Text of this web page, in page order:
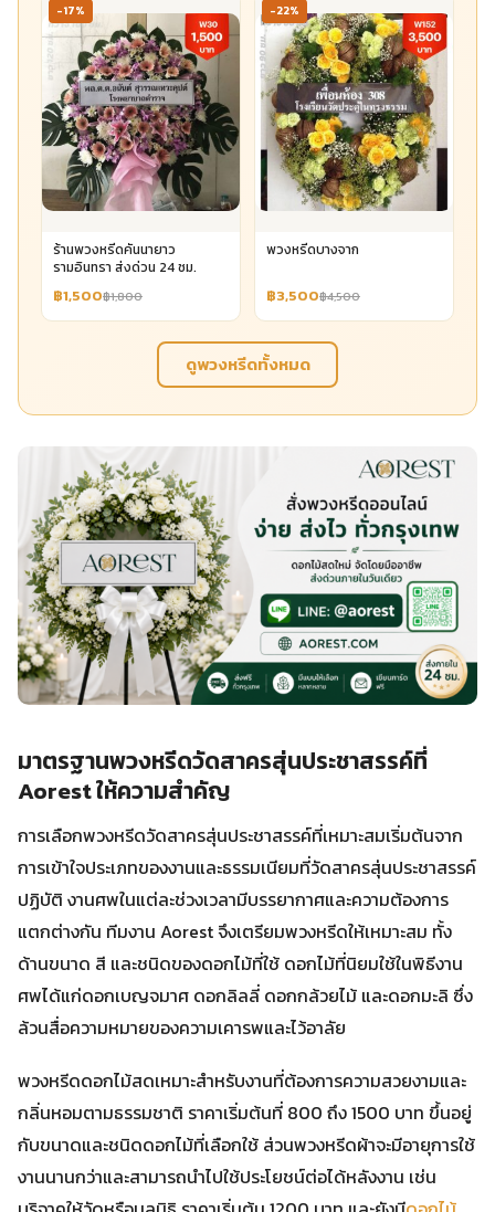
-17%
ร้านพวงหรีดคันนายาว
รามอินทรา ส่งด่วน 24 ชม.
฿1,500฿1,800
-22%
พวงหรีดบางจาก
฿3,500฿4,500
ดูพวงหรีดทั้งหมด
มาตรฐานพวงหรีดวัดสาครสุ่นประชาสรรค์ที่
Aorest ให้ความสำคัญ
การเลือกพวงหรีดวัดสาครสุ่นประชาสรรค์ที่เหมาะสมเริ่มต้นจาก
การเข้าใจประเภทของงานและธรรมเนียมที่วัดสาครสุ่นประชาสรรค์
ปฏิบัติ งานศพในแต่ละช่วงเวลามีบรรยากาศและความต้องการ
แตกต่างกัน ทีมงาน Aorest จึงเตรียมพวงหรีดให้เหมาะสม ทั้ง
ด้านขนาด สี และชนิดของดอกไม้ที่ใช้ ดอกไม้ที่นิยมใช้ในพิธีงาน
ศพได้แก่ดอกเบญจมาศ ดอกลิลลี่ ดอกกล้วยไม้ และดอกมะลิ ซึ่ง
ล้วนสื่อความหมายของความเคารพและไว้อาลัย
พวงหรีดดอกไม้สดเหมาะสำหรับงานที่ต้องการความสวยงามและ
กลิ่นหอมตามธรรมชาติ ราคาเริ่มต้นที่ 800 ถึง 1500 บาท ขึ้นอยู่
กับขนาดและชนิดดอกไม้ที่เลือกใช้ ส่วนพวงหรีดผ้าจะมีอายุการใช้
งานนานกว่าและสามารถนำไปใช้ประโยชน์ต่อได้หลังงาน เช่น